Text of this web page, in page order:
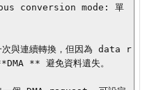
conversion mode: 單
與連續轉換，但因為 data r
** 避免資料遺失。